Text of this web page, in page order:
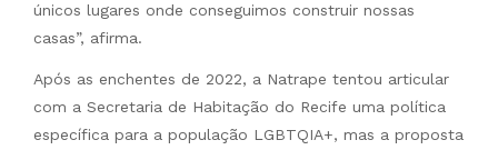
únicos lugares onde conseguimos construir nossas
casas”, afirma.
Após as enchentes de 2022, a Natrape tentou articular
com a Secretaria de Habitação do Recife uma política
específica para a população LGBTQIA+, mas a proposta